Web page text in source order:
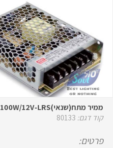
ממיר מתח(שנאי)MEAN WLLL-100W/12V-LRS
קוד דגם: 80133
פרטים: